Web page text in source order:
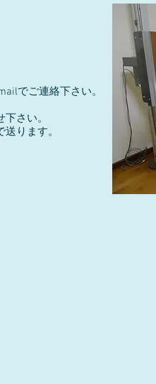
）
でご連絡下さい。
い。
ます。